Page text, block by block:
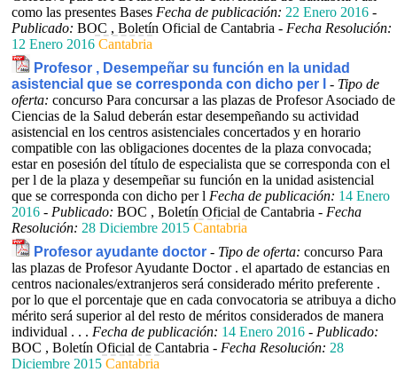
como las presentes Bases Fecha de publicación: 22 Enero 2016 -
Publicado: BOC , Boletín Oficial de Cantabria - Fecha Resolución:
12 Enero 2016 Cantabria
Profesor , Desempeñar su función en la unidad
asistencial que se corresponda con dicho per l
- Tipo de
oferta: concurso Para concursar a las plazas de Profesor Asociado de
Ciencias de la Salud deberán estar desempeñando su actividad
asistencial en los centros asistenciales concertados y en horario
compatible con las obligaciones docentes de la plaza convocada;
estar en posesión del título de especialista que se corresponda con el
per l de la plaza y desempeñar su función en la unidad asistencial
que se corresponda con dicho per l Fecha de publicación: 14 Enero
2016 - Publicado: BOC , Boletín Oficial de Cantabria - Fecha
Resolución: 28 Diciembre 2015 Cantabria
Profesor ayudante doctor - Tipo de oferta: concurso Para
las plazas de Profesor Ayudante Doctor . el apartado de estancias en
centros nacionales/extranjeros será considerado mérito preferente .
por lo que el porcentaje que en cada convocatoria se atribuya a dicho
mérito será superior al del resto de méritos considerados de manera
individual . . . Fecha de publicación: 14 Enero 2016 - Publicado:
BOC , Boletín Oficial de Cantabria - Fecha Resolución: 28
Diciembre 2015 Cantabria